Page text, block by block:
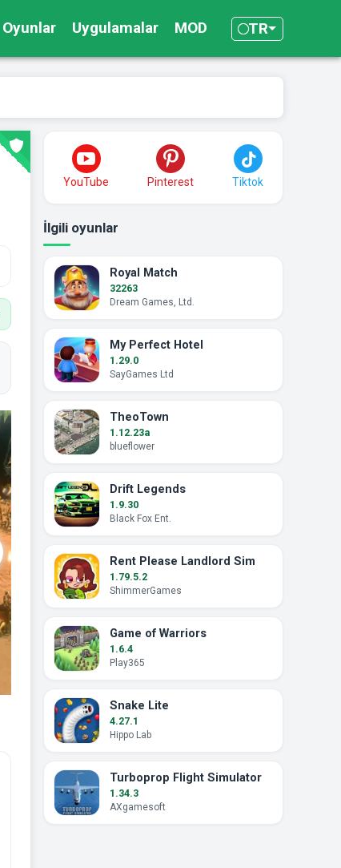
Oyunlar Uygulamalar MOD TR
YouTube Pinterest Tiktok
İlgili oyunlar
Royal Match
32263
Dream Games, Ltd.
My Perfect Hotel
1.29.0
SayGames Ltd
TheoTown
1.12.23a
blueflower
Drift Legends
1.9.30
Black Fox Ent.
Rent Please Landlord Sim
1.79.5.2
ShimmerGames
Game of Warriors
1.6.4
Play365
Snake Lite
4.27.1
Hippo Lab
Turboprop Flight Simulator
1.34.3
AXgamesoft